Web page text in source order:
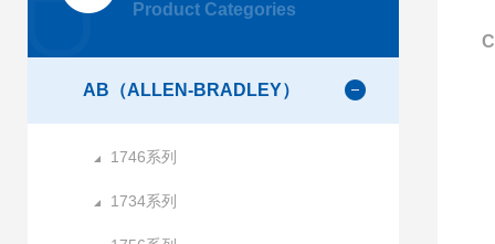
Product Categories
AB（ALLEN-BRADLEY）
1746系列
1734系列